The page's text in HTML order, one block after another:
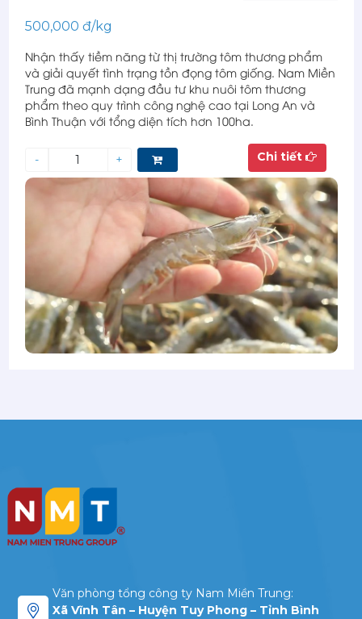
500,000 đ/kg
Nhận thấy tiềm năng từ thị trường tôm thương phẩm
và giải quyết tình trạng tồn đọng tôm giống. Nam Miền
Trung đã mạnh dạng đầu tư khu nuôi tôm thương
phẩm theo quy trình công nghệ cao tại Long An và
Bình Thuận với tổng diện tích hơn 100ha.
- + Chi tiết
Văn phòng tổng công ty Nam Miền Trung:
Xã Vĩnh Tân – Huyện Tuy Phong – Tỉnh Bình